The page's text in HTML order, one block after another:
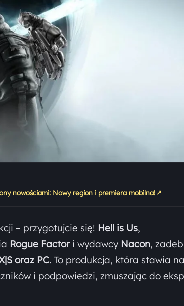
nowościami: Nowy region i premiera mobilna! ↗
– przygotujcie się! Hell is Us,
Rogue Factori wydawcy Nacon,
oraz PC. To produkcja, która stawia na
i podpowiedzi, zmuszając do